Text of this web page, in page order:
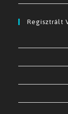
Regisztrált